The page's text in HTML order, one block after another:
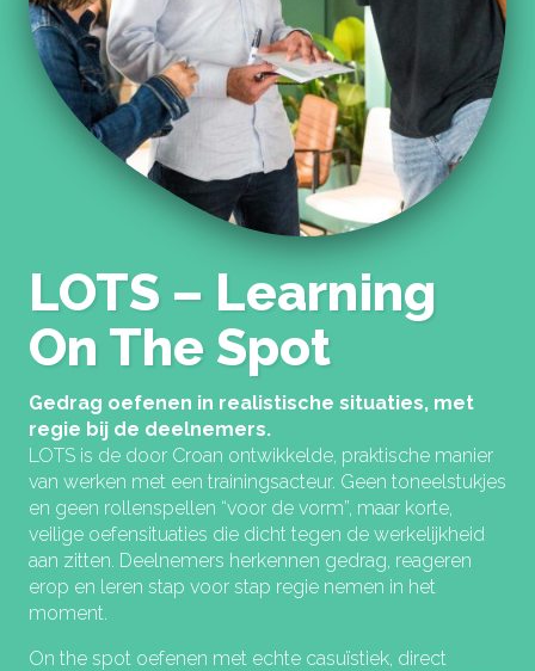
LOTS – Learning
On The Spot
Gedrag oefenen in realistische situaties, met
regie bij de deelnemers.
LOTS is de door Croan ontwikkelde, praktische manier
van werken met een trainingsacteur. Geen toneelstukjes
en geen rollenspellen “voor de vorm”, maar korte,
veilige oefensituaties die dicht tegen de werkelijkheid
aan zitten. Deelnemers herkennen gedrag, reageren
erop en leren stap voor stap regie nemen in het
moment.
On the spot oefenen met echte casuïstiek, direct